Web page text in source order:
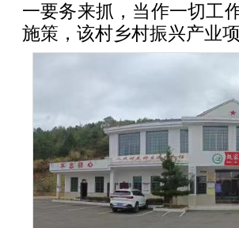
一要务来抓，当作一切工
施策，该村乡村振兴产业